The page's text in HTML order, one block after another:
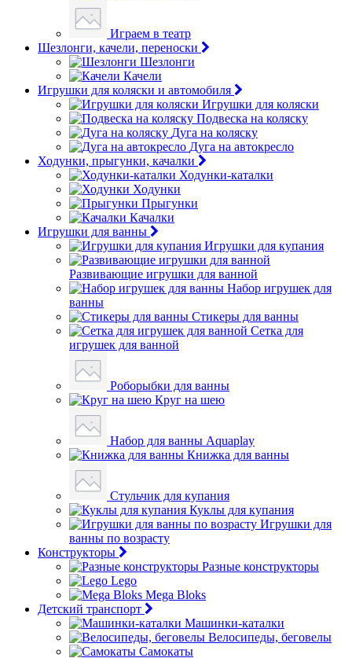
Играем в театр
Шезлонги, качели, переноски
Шезлонги
Качели
Игрушки для коляски и автомобиля
Игрушки для коляски
Подвеска на коляску
Дуга на коляску
Дуга на автокресло
Ходунки, прыгунки, качалки
Ходунки-каталки
Ходунки
Прыгунки
Качалки
Игрушки для ванны
Игрушки для купания
Развивающие игрушки для ванной
Набор игрушек для
ванны
Стикеры для ванны
Сетка для
игрушек для ванной
Роборыбки для ванны
Круг на шею
Набор для ванны Aquaplay
Книжка для ванны
Стульчик для купания
Куклы для купания
Игрушки для
ванны по возрасту
Конструкторы
Разные конструкторы
Lego
Mega Bloks
Детский транспорт
Машинки-каталки
Велосипеды, беговелы
Самокаты